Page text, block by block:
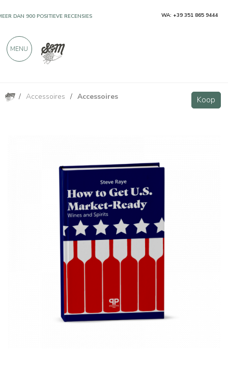
/ Accessoires / Accessoires Koop
Koop
DAN 900 POSITIEVE RECENSIES WA: +39 351 865 9444
MENU